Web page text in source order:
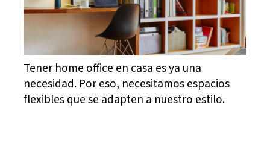
Tener home office en casa es ya una
necesidad. Por eso, necesitamos espacios
flexibles que se adapten a nuestro estilo.